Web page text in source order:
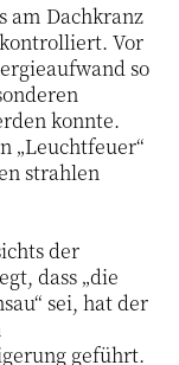
am Dachkranz
Vor
so
konnte.
„Leuchtfeuer“
strahlen
der
dass „die
sei, hat der
geführt.